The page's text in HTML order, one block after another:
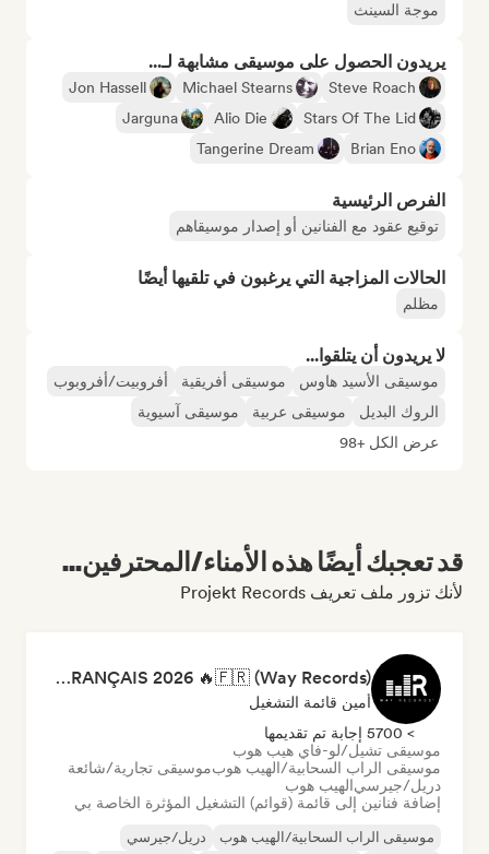
موجة السينث
يريدون الحصول على موسيقى مشابهة لـ...
Steve Roach
Michael Stearns
Jon Hassell
Stars Of The Lid
Alio Die
Jarguna
Brian Eno
Tangerine Dream
الفرص الرئيسية
توقيع عقود مع الفنانين أو إصدار موسيقاهم
الحالات المزاجية التي يرغبون في تلقيها أيضًا
مظلم
لا يريدون أن يتلقوا...
موسيقى الأسيد هاوس موسيقى أفريقية
أفروبيت/أفروبوب
الروك البديل
موسيقى عربية
موسيقى آسيوية
عرض الكل +98
قد تعجبك أيضًا هذه الأمناء/المحترفين...
لأنك تزور ملف تعريف Projekt Records
RAP FRANÇAIS 2026 🔥🇫🇷 (Way Records)
أمين قائمة التشغيل
> 5700 إجابة تم تقديمها
موسيقى تشيل/لو-فاي هيب هوب
موسيقى الراب السحابية/الهيب هوبموسيقى تجارية/شائعة
دريل/جيرسيالهيب هوب
إضافة فنانين إلى قائمة (قوائم) التشغيل المؤثرة الخاصة بي
موسيقى الراب السحابية/الهيب هوب
دريل/جيرسي